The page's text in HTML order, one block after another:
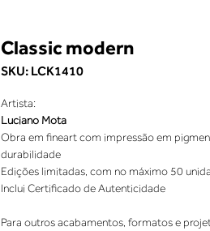
Classic modern
SKU: LCK1410
Artista:
Luciano Mota
Obra em fineart com impressão em
durabilidade
Edições limitadas, com no máximo 50
Inclui Certificado de Autenticidade
Para outros acabamentos, formatos e